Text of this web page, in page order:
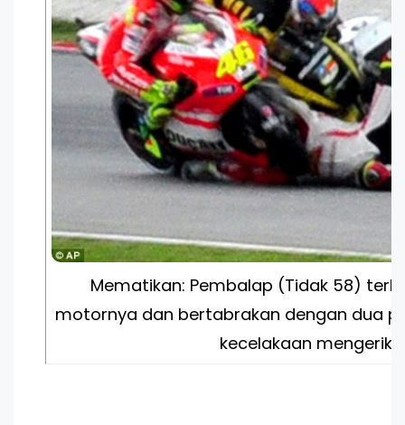
Mematikan: Pembalap (Tidak 58)
motornya dan bertabrakan dengan dua
kecelakaan